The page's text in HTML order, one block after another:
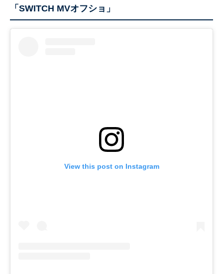
「SWITCH MVオフショ」
View this post on Instagram